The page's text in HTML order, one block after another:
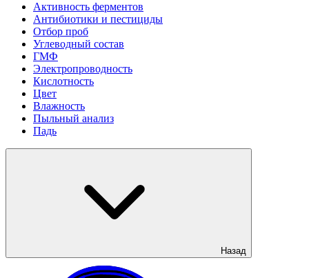
Активность ферментов
Антибиотики и пестициды
Отбор проб
Углеводный состав
ГМФ
Электропроводность
Кислотность
Цвет
Влажность
Пыльный анализ
Падь
Назад